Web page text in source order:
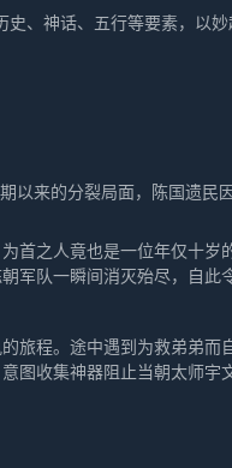
史、神话、五行等要素，以
以来的分裂局面，陈国遗民
首之人竟也是一位年仅十岁
军队一瞬间消灭殆尽，自此
旅程。途中遇到为救弟弟而
图收集神器阻止当朝太师宇